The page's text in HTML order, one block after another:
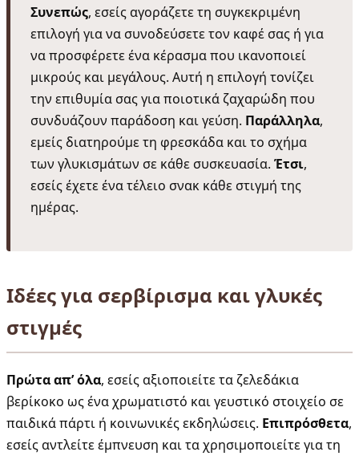
Συνεπώς, εσείς αγοράζετε τη συγκεκριμένη
επιλογή για να συνοδεύσετε τον καφέ σας ή για
να προσφέρετε ένα κέρασμα που ικανοποιεί
μικρούς και μεγάλους. Αυτή η επιλογή τονίζει
την επιθυμία σας για ποιοτικά ζαχαρώδη που
συνδυάζουν παράδοση και γεύση. Παράλληλα,
εμείς διατηρούμε τη φρεσκάδα και το σχήμα
των γλυκισμάτων σε κάθε συσκευασία. Έτσι,
εσείς έχετε ένα τέλειο σνακ κάθε στιγμή της
ημέρας.
Ιδέες για σερβίρισμα και γλυκές
στιγμές
Πρώτα απ’ όλα, εσείς αξιοποιείτε τα ζελεδάκια
βερίκοκο ως ένα χρωματιστό και γευστικό στοιχείο σε
παιδικά πάρτι ή κοινωνικές εκδηλώσεις. Επιπρόσθετα,
εσείς αντλείτε έμπνευση και τα χρησιμοποιείτε για τη